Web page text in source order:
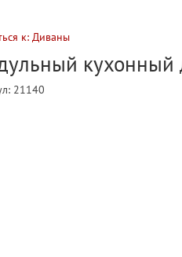
к: Диваны
кухонный
21140